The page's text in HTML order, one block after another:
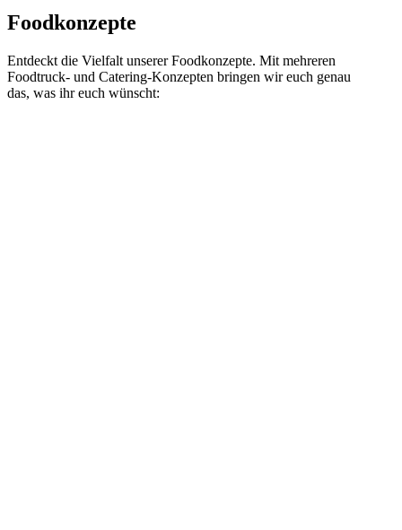
Foodkonzepte
Entdeckt die Vielfalt unserer Foodkonzepte. Mit mehreren
Foodtruck- und Catering-Konzepten bringen wir euch genau
das, was ihr euch wünscht: